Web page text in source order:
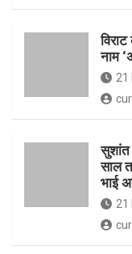
नाम
21
सुशांत
साल
भाई
21